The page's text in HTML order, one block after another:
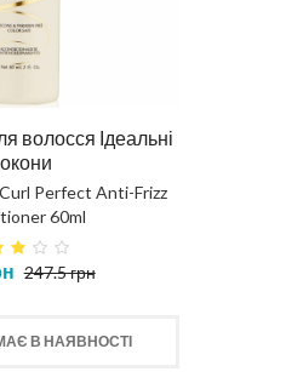
волосся Ідеальні
Perfect Anti-Frizz
60ml
247.5 грн
В НАЯВНОСТІ